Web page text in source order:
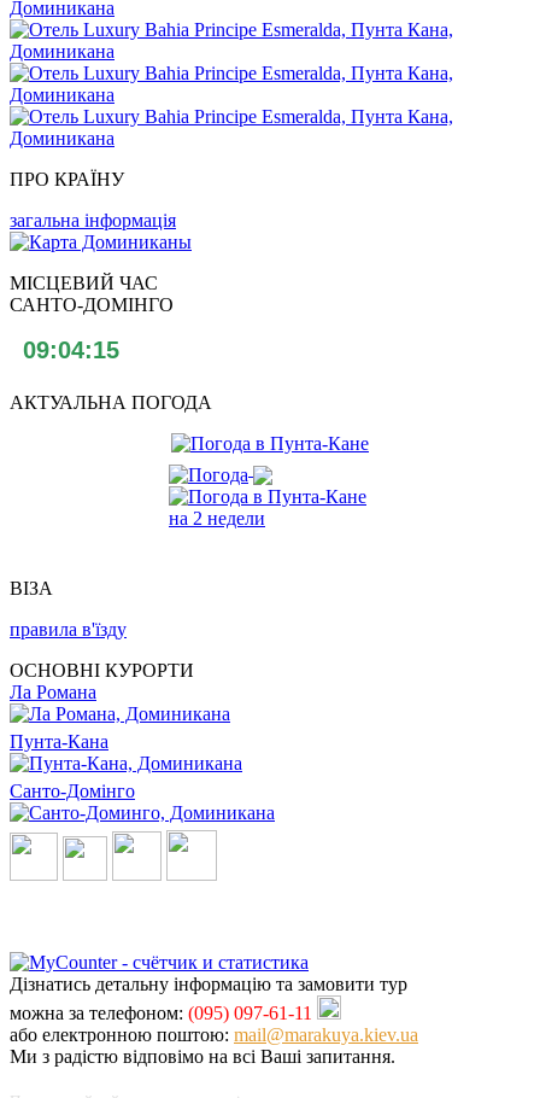
ПРО КРАЇНУ
загальна інформація
МІСЦЕВИЙ ЧАС
САНТО-ДОМІНГО
АКТУАЛЬНА ПОГОДА
ВІЗА
правила в'їзду
ОСНОВНІ КУРОРТИ
Ла Романа
Пунта-Кана
Санто-Домінго
Дізнатись детальну інформацію та замовити тур
можна за телефоном: (095) 097-61-11
або електронною поштою: mail@marakuya.kiev.ua
Ми з радістю відповімо на всі Ваші запитання.